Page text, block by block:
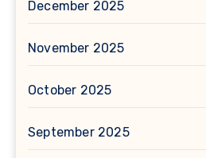
December 2025
November 2025
October 2025
September 2025